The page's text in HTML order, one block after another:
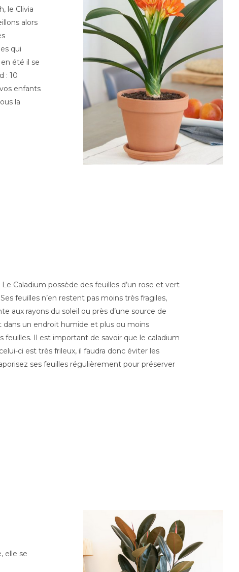
le Clivia
alors
qui
été il se
: 10
enfants
la
Caladium possède des feuilles d’un rose et vert
feuilles n’en restent pas moins très fragiles,
aux rayons du soleil ou près d’une source de
dans un endroit humide et plus ou moins
feuilles. Il est important de savoir que le caladium
ci est très frileux, il faudra donc éviter les
ses feuilles régulièrement pour préserver
elle se